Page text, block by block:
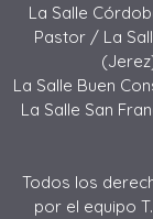
La Salle
Pastor / La
La Salle Buen
La Salle San
Todos los
por el equipo